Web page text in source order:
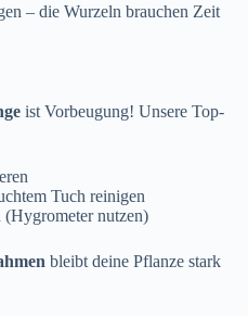
– die Wurzeln brauchen Zeit
ist Vorbeugung! Unsere Top-
Tuch reinigen
nutzen)
bleibt deine Pflanze stark